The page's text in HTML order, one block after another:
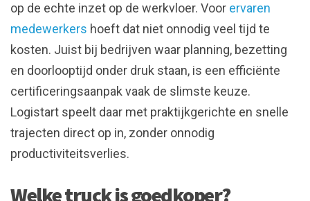
op de echte inzet op de werkvloer. Voor ervaren
medewerkers hoeft dat niet onnodig veel tijd te
kosten. Juist bij bedrijven waar planning, bezetting
en doorlooptijd onder druk staan, is een efficiënte
certificeringsaanpak vaak de slimste keuze.
Logistart speelt daar met praktijkgerichte en snelle
trajecten direct op in, zonder onnodig
productiviteitsverlies.
Welke truck is goedkoper?